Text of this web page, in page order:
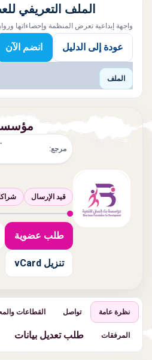
الملف التعريفي
واجهة إبداعية تعرض المنظمة وإحصاءاتها
عودة إلى الدليل انضم الآن
الملف
مؤسسة
مرجع:
قيد الإرسال
طلب عضوية
تنزيل vCard
نظرة عامة تواصل القطاعات
المرفقات طلب تعديل بيانات